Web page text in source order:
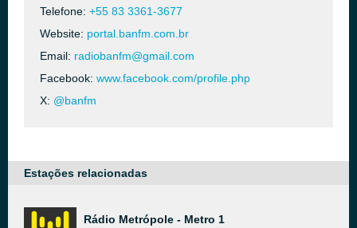
Telefone: +55 83 3361-3677
Website: portal.banfm.com.br
Email: radiobanfm@gmail.com
Facebook: www.facebook.com/profile.php
X: @banfm
Estações relacionadas
Rádio Metrópole - Metro 1